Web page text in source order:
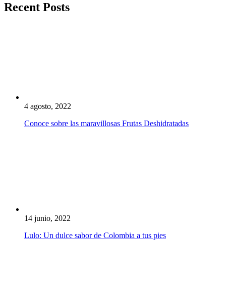
Recent Posts
4 agosto, 2022
Conoce sobre las maravillosas Frutas Deshidratadas
14 junio, 2022
Lulo: Un dulce sabor de Colombia a tus pies